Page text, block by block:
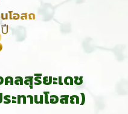
ลสุริยะเดช
ะทานโอสถ)